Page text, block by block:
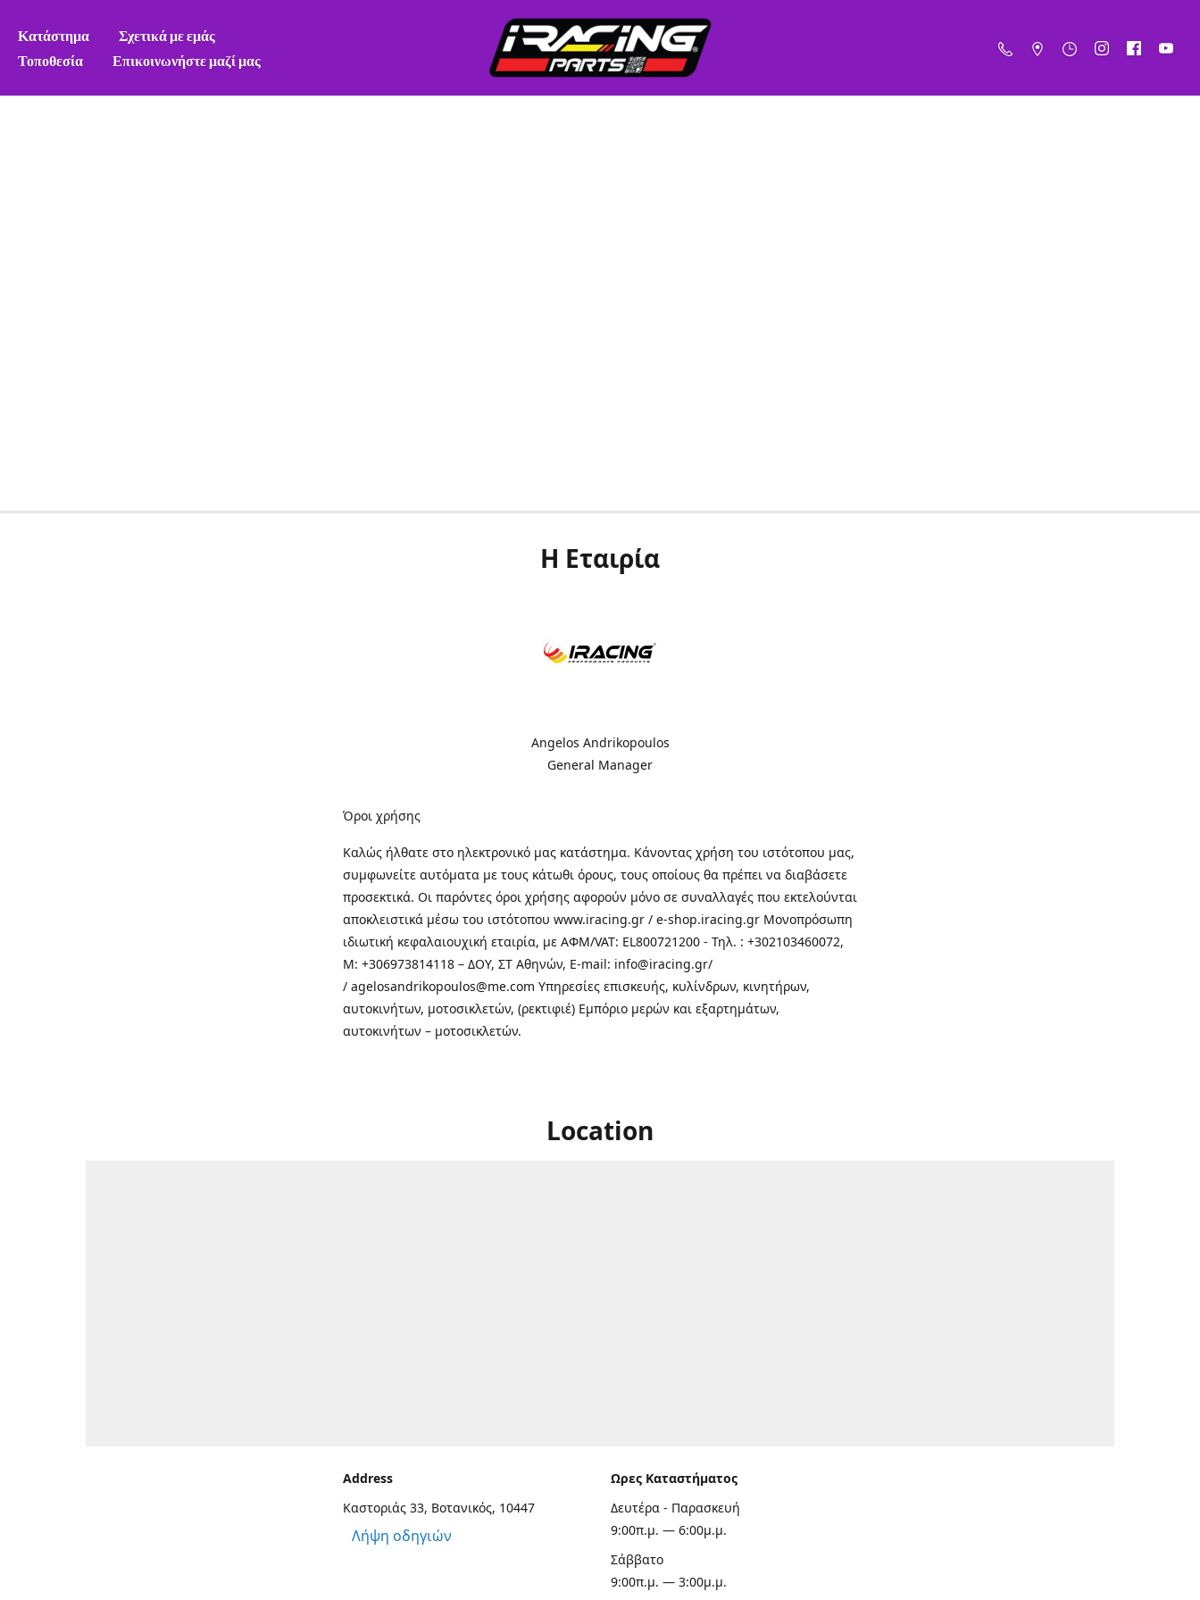
Κατάστημα
Σχετικά με εμάς
Τοποθεσία
Επικοινωνήστε μαζί μας
Η Εταιρία
Angelos Andrikopoulos
General Manager
Όροι χρήσης
Καλώς ήλθατε στo ηλεκτρονικό μας κατάστημα. Κάνοντας χρήση του ιστότοπου μας,
συμφωνείτε αυτόματα με τους κάτωθι όρους, τους οποίους θα πρέπει να διαβάσετε
προσεκτικά. Οι παρόντες όροι χρήσης αφορούν μόνο σε συναλλαγές που εκτελούνται
αποκλειστικά μέσω του ιστότοπου www.iracing.gr / e-shop.iracing.gr Μονοπρόσωπη
ιδιωτική κεφαλαιουχική εταιρία, με ΑΦΜ/VAT: EL800721200 - Τηλ. : +302103460072,
M: +306973814118 – ΔΟΥ, ΣΤ Αθηνών, E-mail: info@iracing.gr/
/ agelosandrikopoulos@me.com Υπηρεσίες επισκευής, κυλίνδρων, κινητήρων,
αυτοκινήτων, μοτοσικλετών, (ρεκτιφιέ) Εμπόριο μερών και εξαρτημάτων,
αυτοκινήτων – μοτοσικλετών.
Location
Address
Καστοριάς 33, Βοτανικός, 10447
Λήψη οδηγιών
Ωρες Καταστήματος
Δευτέρα - Παρασκευή
9:00π.μ. — 6:00μ.μ.
Σάββατο
9:00π.μ. — 3:00μ.μ.